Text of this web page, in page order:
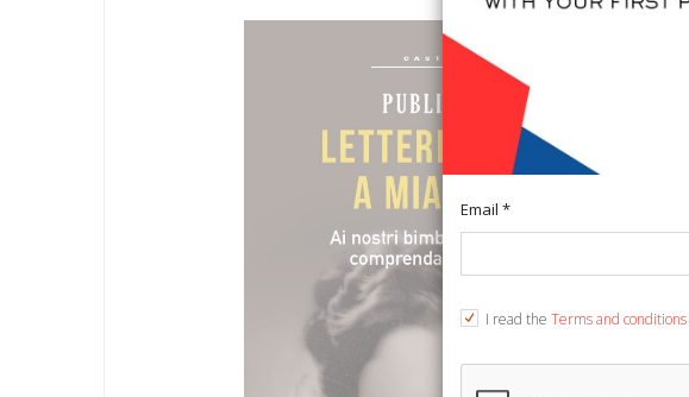
Email *
I read the Terms and conditions